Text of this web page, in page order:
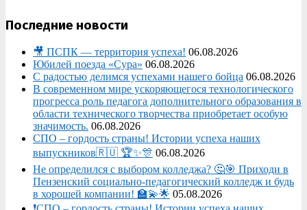
Последние новости
🎥 ПСПК — территория успеха! 06.08.2026
Юбилей поезда «Сура» 06.08.2026
С радостью делимся успехами нашего бойца 06.08.2026
В современном мире ускоряющегося технологического
прогресса роль педагога дополнительного образования в
области технического творчества приобретает особую
значимость. 06.08.2026
СПО – гордость страны! Истории успеха наших
выпускников🇷🇺 🏆✨🎊 06.08.2026
Не определился с выбором колледжа? 🤔🎯 Приходи в
Пензенский социально-педагогический колледж и будь
в хорошей компании! 🏫💫🌟 05.08.2026